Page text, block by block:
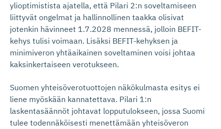
ylioptimistista ajatella, että Pilari 2:n soveltamiseen
liittyvät ongelmat ja hallinnollinen taakka olisivat
jotenkin hävinneet 1.7.2028 mennessä, jolloin BEFIT-
kehys tulisi voimaan. Lisäksi BEFIT-kehyksen ja
minimiveron yhtäaikainen soveltaminen voisi johtaa
kaksinkertaiseen verotukseen.
Suomen yhteisöverotuottojen näkökulmasta esitys ei
liene myöskään kannatettava. Pilari 1:n
laskentasäännöt johtavat lopputulokseen, jossa Suomi
tulee todennäköisesti menettämään yhteisöveron